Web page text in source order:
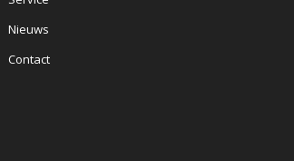
Nieuws
Contact